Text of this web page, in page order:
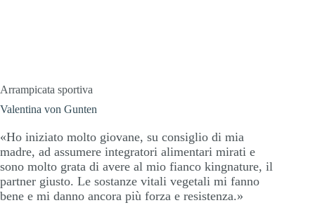
Arrampicata sportiva
Valentina von Gunten
«Ho iniziato molto giovane, su consiglio di mia
madre, ad assumere integratori alimentari mirati e
sono molto grata di avere al mio fianco kingnature, il
partner giusto. Le sostanze vitali vegetali mi fanno
bene e mi danno ancora più forza e resistenza.»